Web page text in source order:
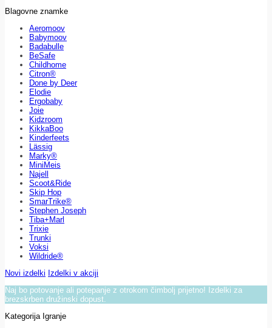
Blagovne znamke
Aeromoov
Babymoov
Badabulle
BeSafe
Childhome
Citron®
Done by Deer
Elodie
Ergobaby
Joie
Kidzroom
KikkaBoo
Kinderfeets
Lässig
Marky®
MiniMeis
Najell
Scoot&Ride
Skip Hop
SmarTrike®
Stephen Joseph
Tiba+Marl
Trixie
Trunki
Voksi
Wildride®
Novi izdelki Izdelki v akciji
Naj bo potovanje ali potepanje z otrokom čimbolj prijetno! Izdelki za
brezskrben družinski dopust.
Kategorija Igranje